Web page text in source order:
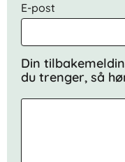
E-post
Din
du trenger, så